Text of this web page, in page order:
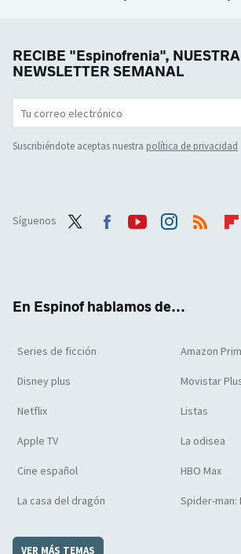
RECIBE "Espinofrenia", NUESTRA
NEWSLETTER SEMANAL
Suscribiéndote aceptas nuestra política de privacidad
Síguenos
En Espinof hablamos de...
Series de ficción Amazon
Disney plus Movistar
Netflix Listas
Apple TV La odisea
Cine español HBO Max
La casa del dragón Spider-man:
VER MÁS TEMAS